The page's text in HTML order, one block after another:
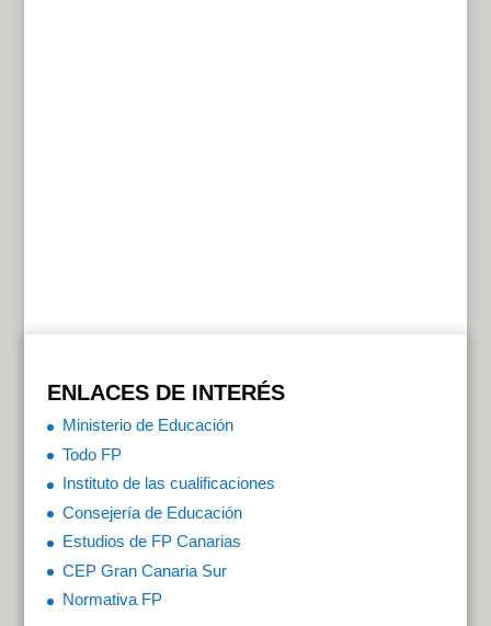
ENLACES DE INTERÉS
Ministerio de Educación
Todo FP
Instituto de las cualificaciones
Consejería de Educación
Estudios de FP Canarias
CEP Gran Canaria Sur
Normativa FP